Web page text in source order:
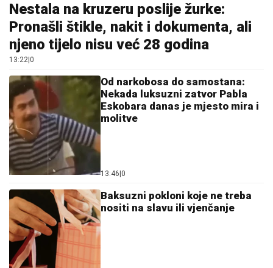
Nestala na kruzeru poslije žurke:
Pronašli štikle, nakit i dokumenta, ali
njeno tijelo nisu već 28 godina
13:22 0
Od narkobosa do samostana:
Nekada luksuzni zatvor Pabla
Eskobara danas je mjesto mira i
molitve
13:46 0
Baksuzni pokloni koje ne treba
nositi na slavu ili vjenčanje